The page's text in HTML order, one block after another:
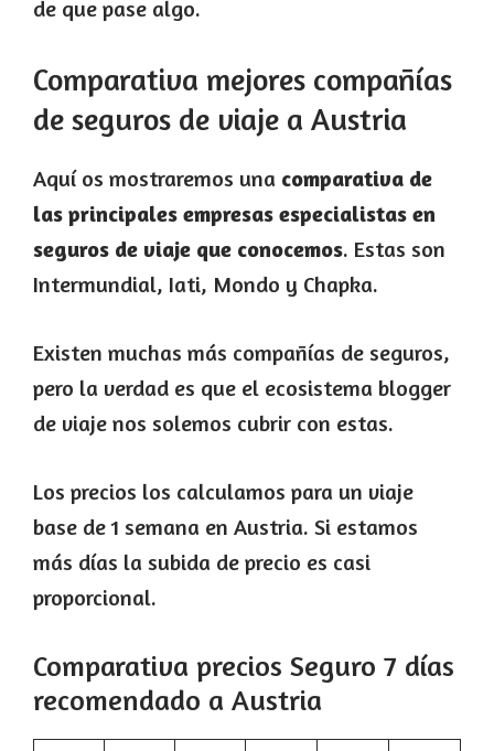
de que pase algo.
Comparativa mejores compañías
de seguros de viaje a Austria
Aquí os mostraremos una comparativa de
las principales empresas especialistas en
seguros de viaje que conocemos. Estas son
Intermundial, Iati, Mondo y Chapka.
Existen muchas más compañías de seguros,
pero la verdad es que el ecosistema blogger
de viaje nos solemos cubrir con estas.
Los precios los calculamos para un viaje
base de 1 semana en Austria. Si estamos
más días la subida de precio es casi
proporcional.
Comparativa precios Seguro 7 días
recomendado a Austria